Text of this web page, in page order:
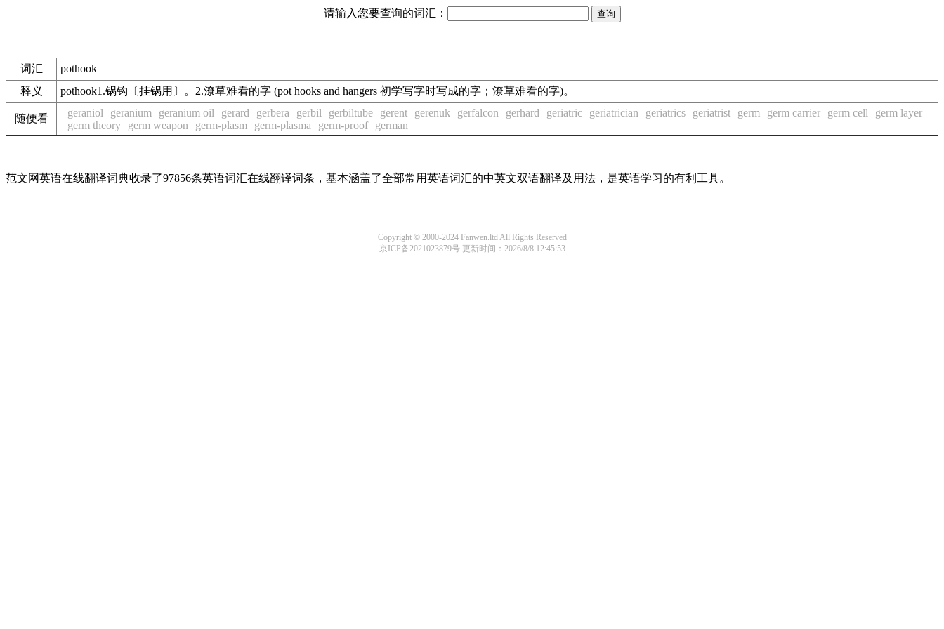
请输入您要查询的词汇：
词汇
pothook
释义
pothook1.锅钩〔挂锅用〕。2.潦草难看的字 (pot hooks and hangers 初学写字时写成的字；潦草难看的字)。
随便看 geraniol geranium geranium oil gerard gerbera gerbil gerbiltube gerent gerenuk gerfalcon gerhard geriatric geriatrician geriatrics geriatrist germ germ carrier germ cell
germ layer
germ theory
germ weapon germ-plasm germ-plasma germ-proof german
范文网英语在线翻译词典收录了97856条英语词汇在线翻译词条，基本涵盖了全部常用英语词汇的中英文双语翻译及用法，是英语学习的有利工具。
Copyright © 2000-2024 Fanwen.ltd All Rights Reserved
京ICP备2021023879号更新时间：2026/8/8 12:45:53